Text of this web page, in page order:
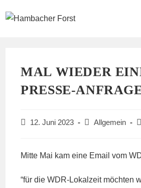
Inhalt
MAL WIEDER
PRESSE-
Beitrag
12. Juni 2023
Beitrags-
Allgemein
Mitte Mai kam eine Email vom
“für die WDR-Lokalzeit möchten